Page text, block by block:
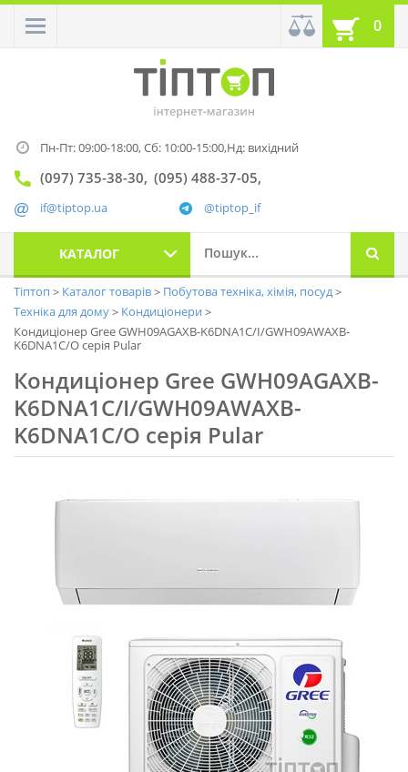
0
Пн-Пт: 09:00-18:00,Сб: 10:00-15:00,Нд: вихідний
(097) 735-38-30 (095) 488-37-05
@tiptop_if
if@tiptop.ua
КАТАЛОГ
Тіптоп Каталог товарів
Побутова техніка, хімія, посуд
Техніка для дому
Кондиціонери
Кондиціонер Gree GWH09AGAXB-K6DNA1C/I/GWH09AWAXB-
K6DNA1C/O серія Pular
Кондиціонер Gree GWH09AGAXB-
K6DNA1C/I/GWH09AWAXB-
K6DNA1C/O серія Pular